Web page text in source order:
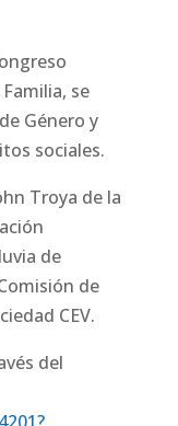
se
Género y
sociales.
Troya de la
de
de
CEV.
del